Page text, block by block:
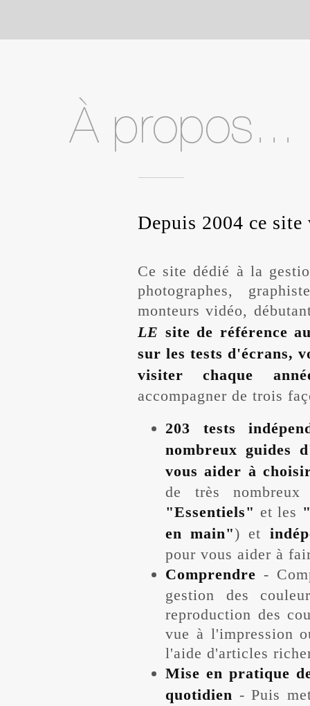
Depuis 2004 ce site
Ce site dédié à la
photographes,
monteurs vidéo,
LE site de référence
sur les tests d'écrans,
visiter chaque
accompagner de trois
203 tests
nombreux guides
vous aider à
de très
"Essentiels" et les
en main") et
pour vous aider à
Comprendre -
gestion des
reproduction des
vue à l'impression
l'aide d'articles
Mise en pratique
quotidien - Puis